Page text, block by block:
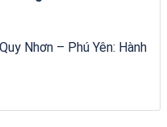
Nhơn – Phú Yên: Hành